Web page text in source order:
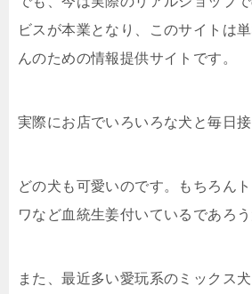
ビスが本業となり、このサイトは
んのための情報提供サイトです。
実際にお店でいろいろな犬と毎日接
どの犬も可愛いのです。もちろん
ワなど血統生姜付いているであろう
また、最近多い愛玩系のミックス犬